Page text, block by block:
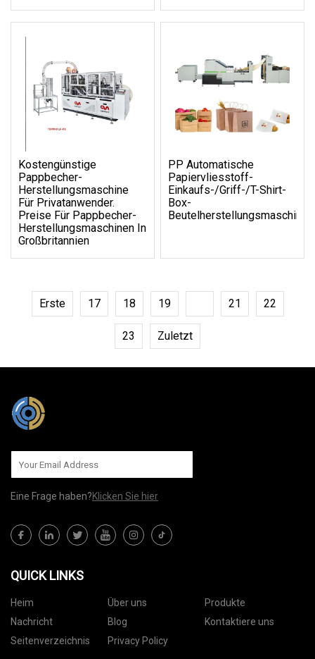
Kostengünstige
Pappbecher-
Herstellungsmaschine
Für Privatanwender.
Preise Für Pappbecher-
Herstellungsmaschinen In
Großbritannien
PP Automatische
Papiervliesstoff-
Einkaufs-/Griff-/T-Shirt-
Box-
Beutelherstellungsmaschine
Erste 17 18 19 21 22
23 Zuletzt
Eine Frage haben?Klicken Sie hier
QUICK LINKS
Heim Über uns
Produkte
Nachricht
Blog
Kontaktiere uns
Seitenverzeichnis
Privacy Policy